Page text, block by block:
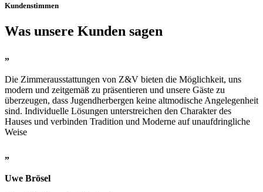
Kundenstimmen
Was unsere Kunden sagen
„
Die Zimmerausstattungen von Z&V bieten die Möglichkeit, uns
modern und zeitgemäß zu präsentieren und unsere Gäste zu
überzeugen, dass Jugendherbergen keine altmodische Angelegenheit
sind. Individuelle Lösungen unterstreichen den Charakter des
Hauses und verbinden Tradition und Moderne auf unaufdringliche
Weise
„
Uwe Brösel